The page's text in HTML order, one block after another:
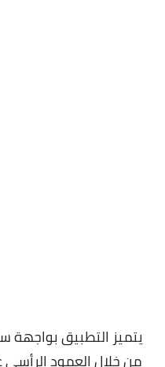
يتميز التطبيق بواجهة
من خلال العمود